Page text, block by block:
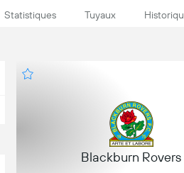
Statistiques Tuyaux
Blackburn Rovers